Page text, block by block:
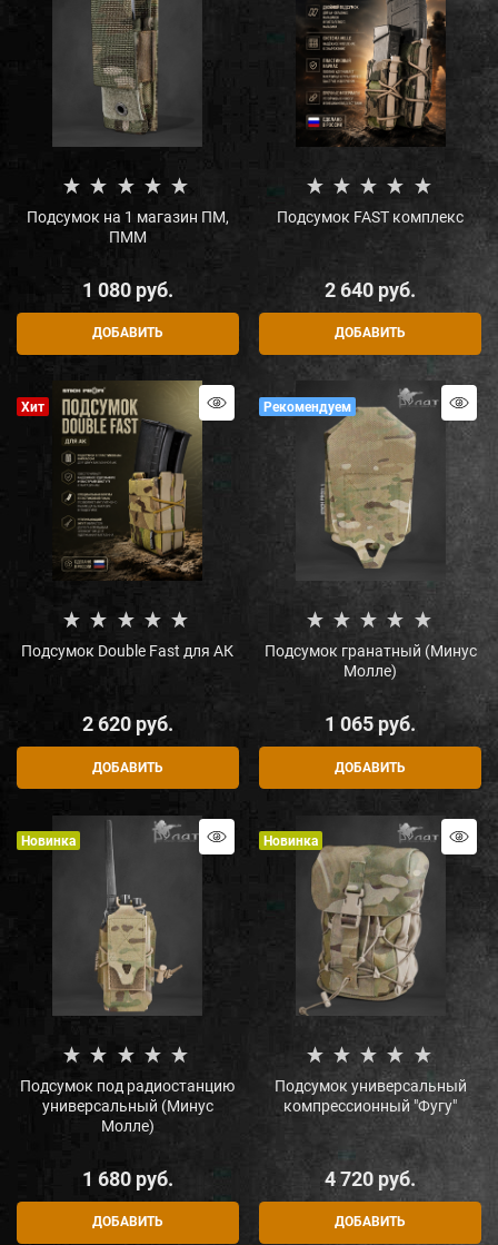
Подсумок на 1 магазин ПМ,
ПММ
1 080 руб.
ДОБАВИТЬ
Подсумок FAST комплекс
2 640 руб.
ДОБАВИТЬ
Хит
Подсумок Double Fast для АК
2 620 руб.
ДОБАВИТЬ
Рекомендуем
Подсумок гранатный (Минус
Молле)
1 065 руб.
ДОБАВИТЬ
Новинка
Подсумок под радиостанцию
универсальный (Минус
Молле)
1 680 руб.
ДОБАВИТЬ
Новинка
Подсумок универсальный
компрессионный "Фугу"
4 720 руб.
ДОБАВИТЬ